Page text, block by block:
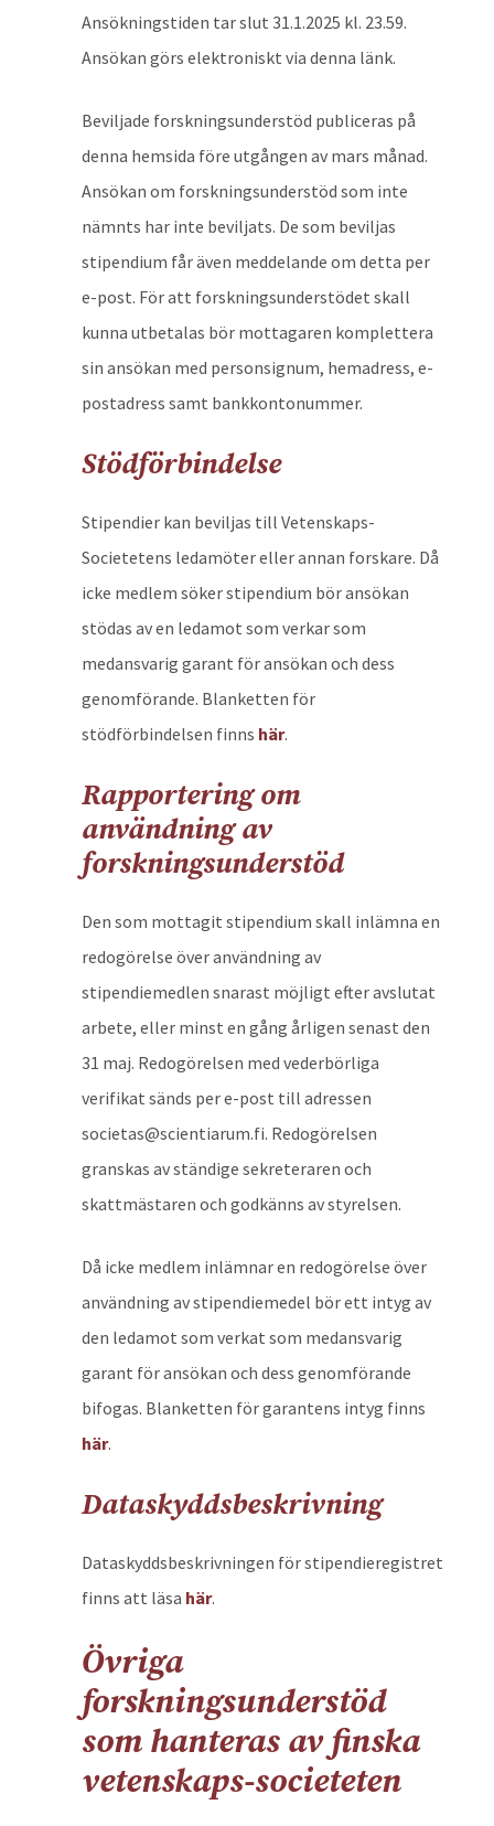
Ansökningstiden tar slut 31.1.2025 kl. 23.59.
Ansökan görs elektroniskt via denna länk.
Beviljade forskningsunderstöd publiceras på
denna hemsida före utgången av mars månad.
Ansökan om forskningsunderstöd som inte
nämnts har inte beviljats. De som beviljas
stipendium får även meddelande om detta per
e-post. För att forskningsunderstödet skall
kunna utbetalas bör mottagaren komplettera
sin ansökan med personsignum, hemadress, e-
postadress samt bankkontonummer.
Stödförbindelse
Stipendier kan beviljas till Vetenskaps-
Societetens ledamöter eller annan forskare. Då
icke medlem söker stipendium bör ansökan
stödas av en ledamot som verkar som
medansvarig garant för ansökan och dess
genomförande. Blanketten för
stödförbindelsen finns här.
Rapportering om
användning av
forskningsunderstöd
Den som mottagit stipendium skall inlämna en
redogörelse över användning av
stipendiemedlen snarast möjligt efter avslutat
arbete, eller minst en gång årligen senast den
31 maj. Redogörelsen med vederbörliga
verifikat sänds per e-post till adressen
societas@scientiarum.fi. Redogörelsen
granskas av ständige sekreteraren och
skattmästaren och godkänns av styrelsen.
Då icke medlem inlämnar en redogörelse över
användning av stipendiemedel bör ett intyg av
den ledamot som verkat som medansvarig
garant för ansökan och dess genomförande
bifogas. Blanketten för garantens intyg finns
här.
Dataskyddsbeskrivning
Dataskyddsbeskrivningen för stipendieregistret
finns att läsa här.
Övriga
forskningsunderstöd
som hanteras av finska
vetenskaps-societeten